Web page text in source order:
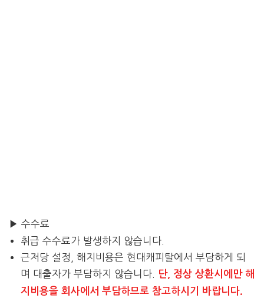
▶ 수수료
취급 수수료가 발생하지 않습니다.
근저당 설정, 해지비용은 현대캐피탈에서 부담하게 되
며 대출자가 부담하지 않습니다. 단, 정상 상환시에만 해
지비용을 회사에서 부담하므로 참고하시기 바랍니다.